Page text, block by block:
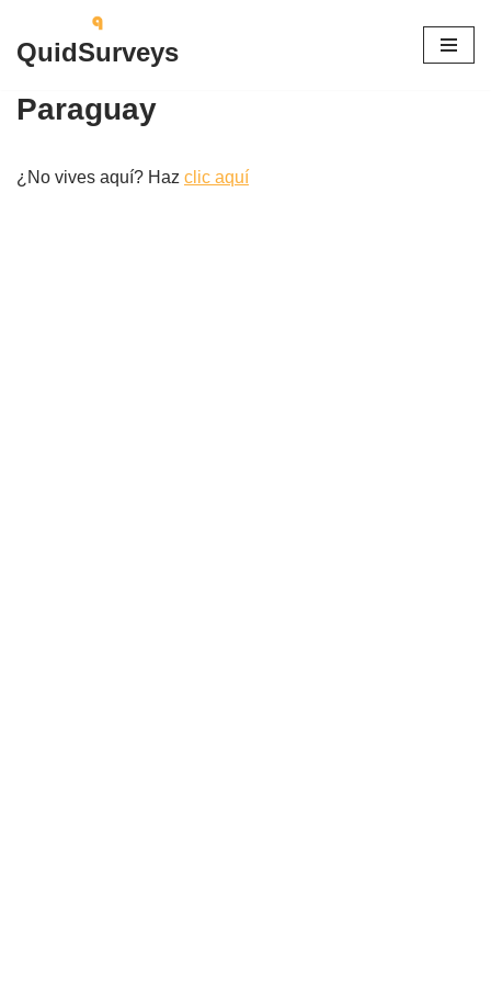
Saltar
contenido
QuidSurveys
Paraguay
¿No vives aquí? Haz clic aquí